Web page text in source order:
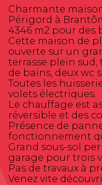
Charmante
Périgord à
4346 m2 pour des
Cette maison de
ouverte sur un
terrasse plein sud,
de bains, deux wc
Toutes les
volets électriques.
Le chauffage est
réversible et des
Présence de
fonctionnement
Grand sous-sol
garage pour trois
Pas de travaux à
Venez vite